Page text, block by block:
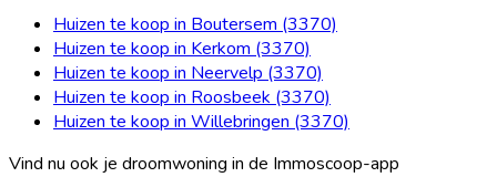
Huizen te koop in Boutersem (3370)
Huizen te koop in Kerkom (3370)
Huizen te koop in Neervelp (3370)
Huizen te koop in Roosbeek (3370)
Huizen te koop in Willebringen (3370)
Vind nu ook je droomwoning in de Immoscoop-app